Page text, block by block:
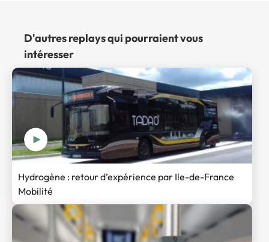
D'autres replays qui pourraient vous
intéresser
Hydrogène : retour d’expérience par Ile-de-France
Mobilité